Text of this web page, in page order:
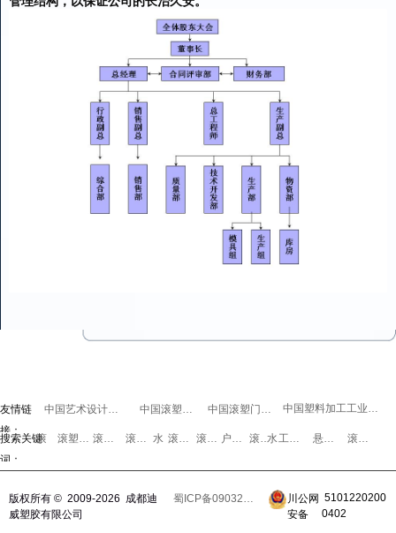
搜索关键
词：
中国塑料加工工业协会
友情链
接：
中国艺术设计联盟 中国滚塑门户网
中国滚塑论坛
滚塑创意设计 工程检查井 悬挂防撞桶
滚塑模具 滚塑工艺 滚塑油箱 滚塑灯具 户外花器 滚塑家具
滚塑箱
水马 水箱
版权所有 © 2009-2026 成都迪
威塑胶有限公司
蜀ICP备09032852号-1号
川公网
安备
5101220200
0402